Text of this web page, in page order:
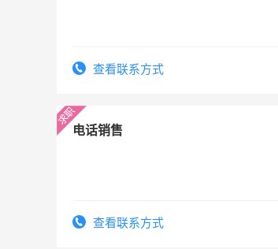
查看联系方式
电话销售
查看联系方式